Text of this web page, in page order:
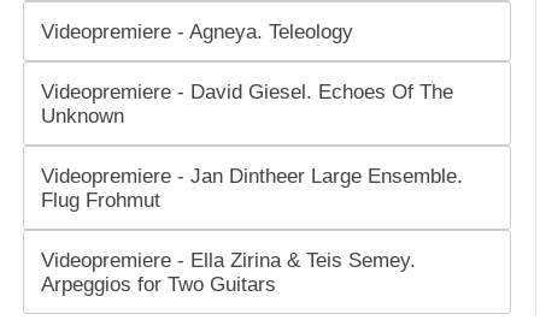
Videopremiere - Agneya. Teleology
Videopremiere - David Giesel. Echoes Of The
Unknown
Videopremiere - Jan Dintheer Large Ensemble.
Flug Frohmut
Videopremiere - Ella Zirina & Teis Semey.
Arpeggios for Two Guitars